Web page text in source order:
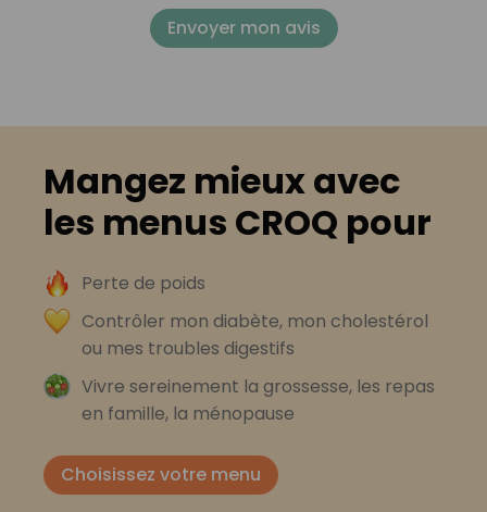
Envoyer mon avis
Mangez mieux avec
les menus CROQ pour
Perte de poids
Contrôler mon diabète, mon cholestérol
ou mes troubles digestifs
Vivre sereinement la grossesse, les repas
en famille, la ménopause
Choisissez votre menu